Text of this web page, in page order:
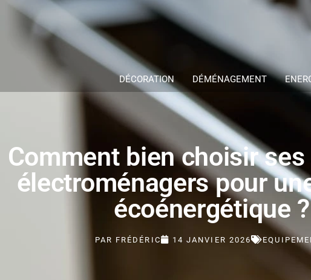
DÉCORATION DÉMÉNAGEMENT
Comment bien choisir
électroménagers pour
écoénergétique ?
PAR FRÉDÉRIC 14 JANVIER 2026